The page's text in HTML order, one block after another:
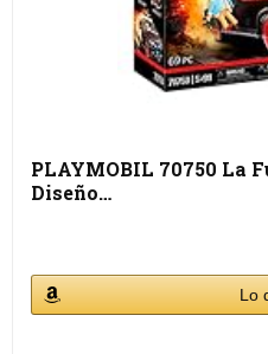
PLAYMOBIL 70750 La
Diseño…
Lo